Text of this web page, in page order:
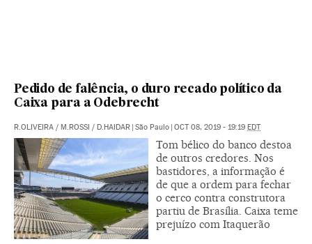
Pedido de falência, o duro recado político da
Caixa para a Odebrecht
R.OLIVEIRA / M.ROSSI / D.HAIDAR São Paulo OCT 08, 2019 - 19:19 EDT
Tom bélico do banco destoa
de outros credores. Nos
bastidores, a informação é
de que a ordem para fechar
o cerco contra construtora
partiu de Brasília. Caixa teme
prejuízo com Itaquerão